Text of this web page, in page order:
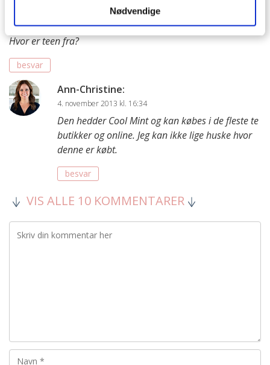
Nødvendige
4. november 2013 kl. 12:37
Hvor er teen fra?
besvar
Ann-Christine:
4. november 2013 kl. 16:34
Den hedder Cool Mint og kan købes i de fleste te
butikker og online. Jeg kan ikke lige huske hvor
denne er købt.
besvar
VIS ALLE 10 KOMMENTARER